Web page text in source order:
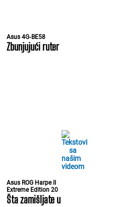
Asus 4G‑BE58
Zbunjujući ruter
Asus ROG Harpe II
Extreme Edition 20
Šta zamišljate u